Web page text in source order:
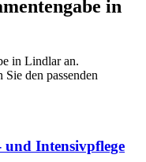
in
in Lindlar an.
den passenden
Intensivpflege